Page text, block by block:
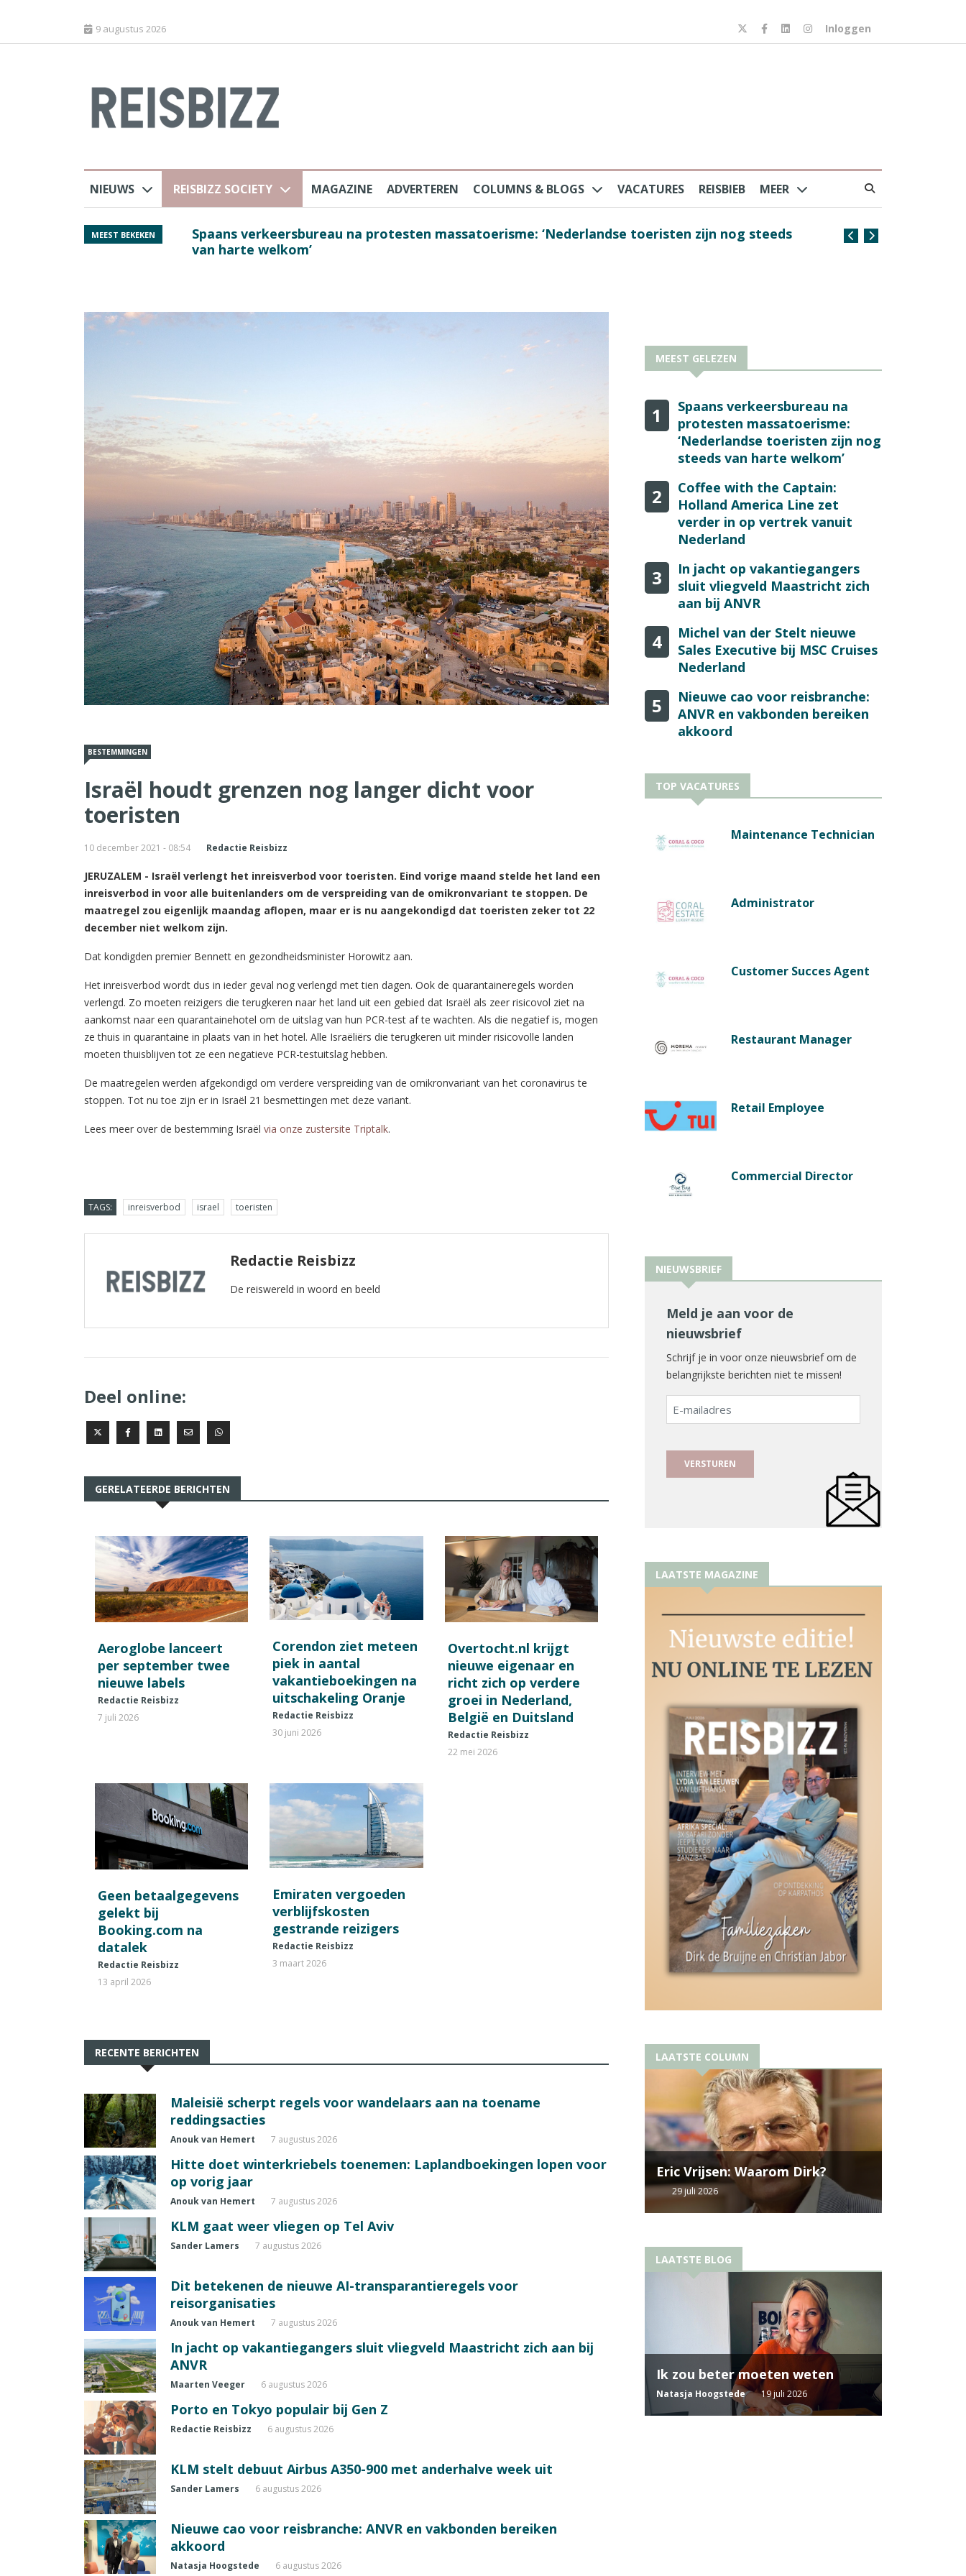
9 augustus 2026 Inloggen
NIEUWS REISBIZZ SOCIETY MAGAZINE ADVERTEREN COLUMNS & BLOGS VACATURES REISBIEB MEER
MEEST BEKEKEN
Spaans verkeersbureau na protesten massatoerisme: ‘Nederlandse toeristen zijn nog steeds
van harte welkom’
Coffee with the
BESTEMMINGEN
Israël houdt grenzen nog langer dicht voor
toeristen
10 december 2021 - 08:54 Redactie Reisbizz
JERUZALEM - Israël verlengt het inreisverbod voor toeristen. Eind vorige maand stelde het land een
inreisverbod in voor alle buitenlanders om de verspreiding van de omikronvariant te stoppen. De
maatregel zou eigenlijk maandag aflopen, maar er is nu aangekondigd dat toeristen zeker tot 22
december niet welkom zijn.
Dat kondigden premier Bennett en gezondheidsminister Horowitz aan.
Het inreisverbod wordt dus in ieder geval nog verlengd met tien dagen. Ook de quarantaineregels worden
verlengd. Zo moeten reizigers die terugkeren naar het land uit een gebied dat Israël als zeer risicovol ziet na
aankomst naar een quarantainehotel om de uitslag van hun PCR-test af te wachten. Als die negatief is, mogen
ze thuis in quarantaine in plaats van in het hotel. Alle Israëliërs die terugkeren uit minder risicovolle landen
moeten thuisblijven tot ze een negatieve PCR-testuitslag hebben.
De maatregelen werden afgekondigd om verdere verspreiding van de omikronvariant van het coronavirus te
stoppen. Tot nu toe zijn er in Israël 21 besmettingen met deze variant.
Lees meer over de bestemming Israël via onze zustersite Triptalk.
TAGS: inreisverbod israel toeristen
Redactie Reisbizz
De reiswereld in woord en beeld
Deel online:
GERELATEERDE BERICHTEN
Aeroglobe lanceert
per september twee
nieuwe labels
Redactie Reisbizz
7 juli 2026
Corendon ziet meteen
piek in aantal
vakantieboekingen na
uitschakeling Oranje
Redactie Reisbizz
30 juni 2026
Overtocht.nl krijgt
nieuwe eigenaar en
richt zich op verdere
groei in Nederland,
België en Duitsland
Redactie Reisbizz
22 mei 2026
Geen betaalgegevens
gelekt bij
Booking.com na
datalek
Redactie Reisbizz
13 april 2026
Emiraten vergoeden
verblijfskosten
gestrande reizigers
Redactie Reisbizz
3 maart 2026
RECENTE BERICHTEN
Maleisië scherpt regels voor wandelaars aan na toename
reddingsacties
Anouk van Hemert 7 augustus 2026
Hitte doet winterkriebels toenemen: Laplandboekingen lopen voor
op vorig jaar
Anouk van Hemert 7 augustus 2026
KLM gaat weer vliegen op Tel Aviv
Sander Lamers 7 augustus 2026
Dit betekenen de nieuwe AI-transparantieregels voor
reisorganisaties
Anouk van Hemert 7 augustus 2026
In jacht op vakantiegangers sluit vliegveld Maastricht zich aan bij
ANVR
Maarten Veeger 6 augustus 2026
Porto en Tokyo populair bij Gen Z
Redactie Reisbizz 6 augustus 2026
KLM stelt debuut Airbus A350-900 met anderhalve week uit
Sander Lamers 6 augustus 2026
Nieuwe cao voor reisbranche: ANVR en vakbonden bereiken
akkoord
Natasja Hoogstede 6 augustus 2026
MEEST GELEZEN
1
Spaans verkeersbureau na
protesten massatoerisme:
‘Nederlandse toeristen zijn nog
steeds van harte welkom’
2
Coffee with the Captain:
Holland America Line zet
verder in op vertrek vanuit
Nederland
3
In jacht op vakantiegangers
sluit vliegveld Maastricht zich
aan bij ANVR
4
Michel van der Stelt nieuwe
Sales Executive bij MSC Cruises
Nederland
5
Nieuwe cao voor reisbranche:
ANVR en vakbonden bereiken
akkoord
TOP VACATURES
Maintenance Technician
Administrator
Customer Succes Agent
Restaurant Manager
Retail Employee
Commercial Director
NIEUWSBRIEF
Meld je aan voor de
nieuwsbrief
Schrijf je in voor onze nieuwsbrief om de
belangrijkste berichten niet te missen!
E-
mailadres
LAATSTE MAGAZINE
LAATSTE COLUMN
Eric Vrijsen: Waarom Dirk?
29 juli 2026
LAATSTE BLOG
Ik zou beter moeten weten
Natasja Hoogstede 19 juli 2026